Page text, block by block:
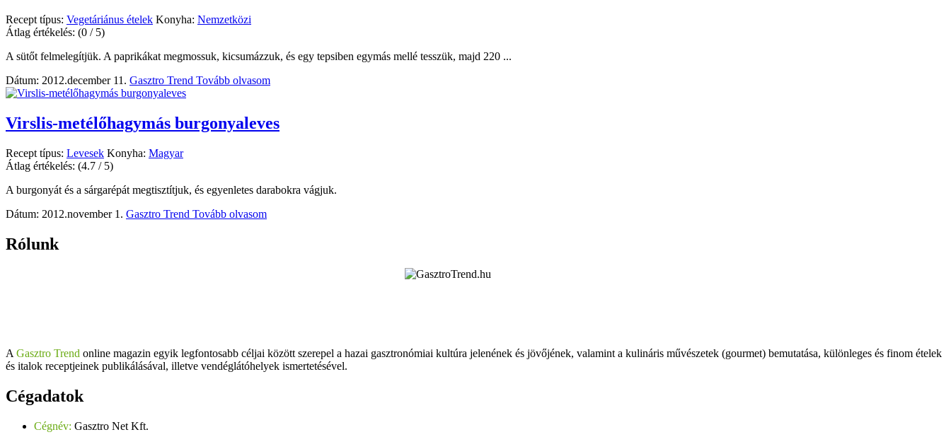
Recept típus: Vegetáriánus ételek Konyha: Nemzetközi
Átlag értékelés: (0 / 5)
A sütőt felmelegítjük. A paprikákat megmossuk, kicsumázzuk, és egy tepsiben egymás mellé tesszük, majd 220 ...
Dátum: 2012.december 11. Gasztro Trend Tovább olvasom
Virslis-metélőhagymás burgonyaleves
Recept típus: Levesek Konyha: Magyar
Átlag értékelés: (4.7 / 5)
A burgonyát és a sárgarépát megtisztítjuk, és egyenletes darabokra vágjuk.
Dátum: 2012.november 1. Gasztro Trend Tovább olvasom
Rólunk
A Gasztro Trend online magazin egyik legfontosabb céljai között szerepel a hazai gasztronómiai kultúra jelenének és jövőjének, valamint a kulináris művészetek (gourmet) bemutatása, különleges és finom ételek
és italok receptjeinek publikálásával, illetve vendéglátóhelyek ismertetésével.
Cégadatok
Cégnév: Gasztro Net Kft.